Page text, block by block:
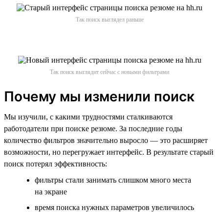
Так поиск выглядел раньше
Так поиск выглядит сейчас с новыми фильтрами
Почему мы изменили поиск
Мы изучили, с какими трудностями сталкиваются
работодатели при поиске резюме. За последние годы
количество фильтров значительно выросло — это расширяет
возможности, но перегружает интерфейс. В результате старый
поиск потерял эффективность:
фильтры стали занимать слишком много места
на экране
время поиска нужных параметров увеличилось